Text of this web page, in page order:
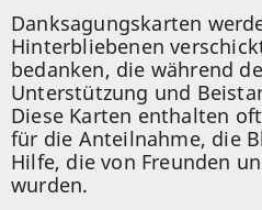
Danksagungskarten
Hinterbliebenen
bedanken, die während
Unterstützung und
Diese Karten enthalten
für die Anteilnahme, die
Hilfe, die von Freunden
wurden.